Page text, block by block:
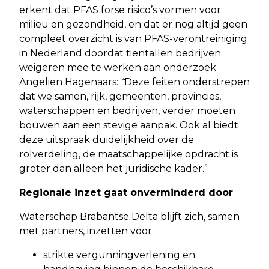
erkent dat PFAS forse risico’s vormen voor
milieu en gezondheid, en dat er nog altijd geen
compleet overzicht is van PFAS-verontreiniging
in Nederland doordat tientallen bedrijven
weigeren mee te werken aan onderzoek.
Angelien Hagenaars: “Deze feiten onderstrepen
dat we samen, rijk, gemeenten, provincies,
waterschappen en bedrijven, verder moeten
bouwen aan een stevige aanpak. Ook al biedt
deze uitspraak duidelijkheid over de
rolverdeling, de maatschappelijke opdracht is
groter dan alleen het juridische kader.”
Regionale inzet gaat onverminderd door
Waterschap Brabantse Delta blijft zich, samen
met partners, inzetten voor:
strikte vergunningverlening en